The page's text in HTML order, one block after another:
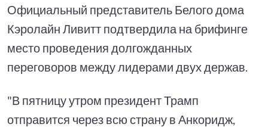
Официальный представитель Белого дома
Кэролайн Ливитт подтвердила на брифинге
место проведения долгожданных
переговоров между лидерами двух держав.
"В пятницу утром президент Трамп
отправится через всю страну в Анкоридж,